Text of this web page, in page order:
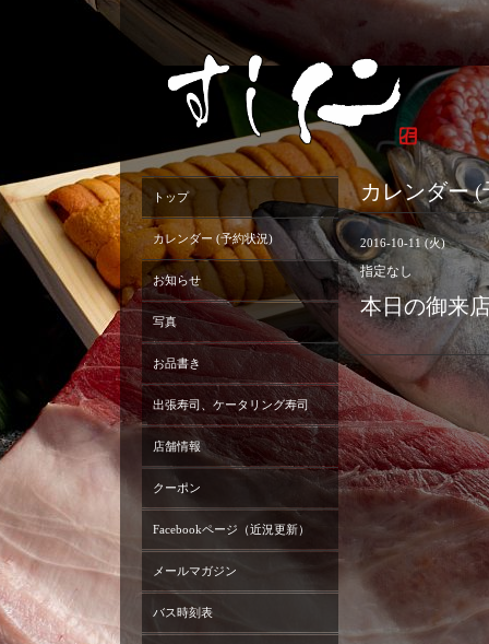
カレンダー
2016-10-11 (火)
指定なし
本日の御来
トップ
カレンダー (予約状況)
お知らせ
写真
お品書き
出張寿司、ケータリング寿司
店舗情報
クーポン
Facebookページ（近況更新）
メールマガジン
バス時刻表